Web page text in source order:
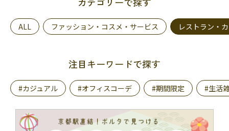
ALL ファッション・コスメ・サービス レストラン・
注目キーワードで探す
#カジュアル #オフィスコーデ #期間限定 #生活